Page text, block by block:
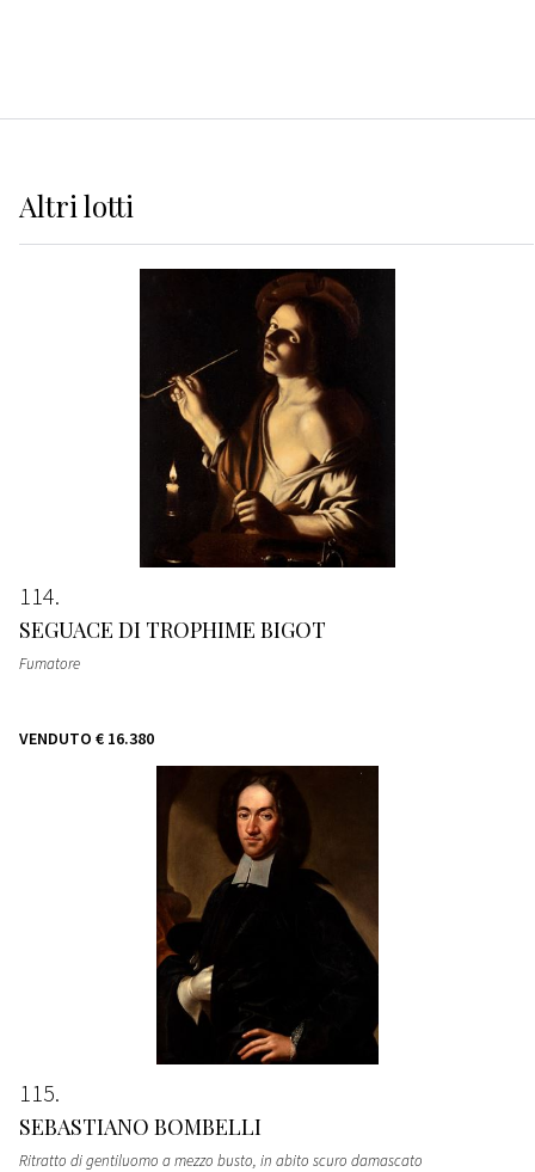
Altrilotti
114
SEGUACE DI TROPHIME BIGOT
Fumatore
VENDUTO € 16.380
115
SEBASTIANO BOMBELLI
Ritratto di gentiluomo a mezzo busto, in abito scuro damascato